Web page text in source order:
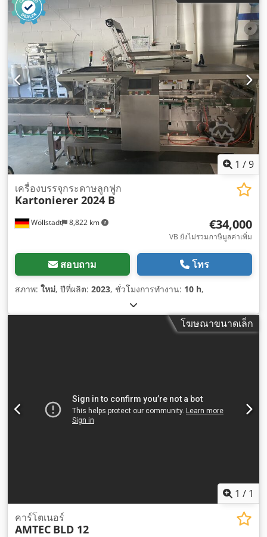
1 /9
Wöllstadt 8,822 km
เครื่องบรรจุกระดาษลูกฟูก
Kartonierer 2024 B
€34,000
VB ยังไม่รวมภาษีมูลค่าเพิ่ม
สอบถาม โทร
สภาพ: ใหม่, ปีที่ผลิต: 2023, ชั่วโมงการทำงาน: 10 h,
โฆษณาขนาดเล็ก
1 / 1
คาร์โตเนอร์
AMTEC BLD 12